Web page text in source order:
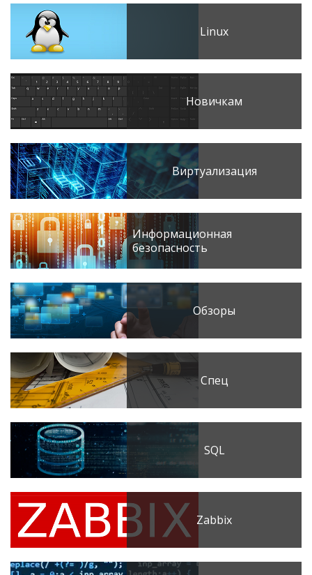
Linux
Новичкам
Виртуализация
Информационная
безопасность
Обзоры
Спец
SQL
Zabbix